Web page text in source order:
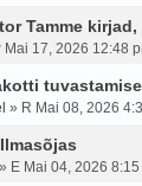
Tamme kirjad,
Mai 17, 2026 12:48
» R Mai 08, 2026
» E Mai 04, 2026